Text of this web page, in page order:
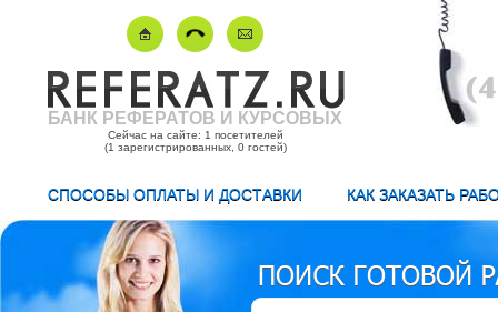
БАНК РЕФЕРАТОВ И КУРСОВЫХ
Сейчас на сайте: 1 посетителей
(1 зарегистрированных, 0 гостей)
СПОСОБЫ ОПЛАТЫ И ДОСТАВКИ КАК ЗАКАЗАТЬ